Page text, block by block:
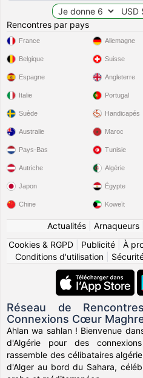
Rencontres par pays
France
Belgique
Espagne
Italie
Suède
Allemagne
Suisse
Angleterre
Portugal
Handicapés
Australie
Pays-Bas
Autriche
Japon
Chine
Maroc
Tunisie
Algérie
Égypte
Koweït
Actualités| Arnaqueurs|
Cookies & RGPD
Publicité À
Conditions d'utilisation|
Réseau de
Connexions Cœur
Ahlan wa sahlan ! Bienvenue
d'Algérie pour des
rassemble des célibataires
d'Alger au bord du Sahara,